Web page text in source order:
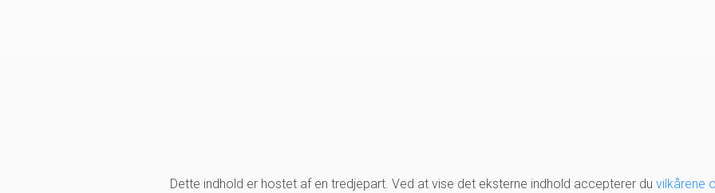
Dette indhold er hostet af en tredjepart. Ved at vise det eksterne indhold accepterer du vilkårene